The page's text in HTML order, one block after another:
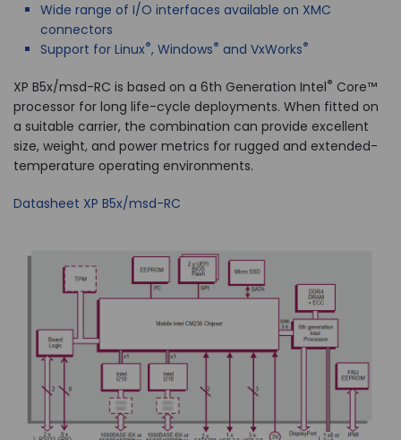
Wide range of I/O interfaces available on XMC
connectors
Support for Linux®, Windows® and VxWorks®
XP B5x/msd-RC is based on a 6th Generation Intel® Core™
processor for long life-cycle deployments. When fitted on
a suitable carrier, the combination can provide excellent
size, weight, and power metrics for rugged and extended-
temperature operating environments.
Datasheet XP B5x/msd-RC